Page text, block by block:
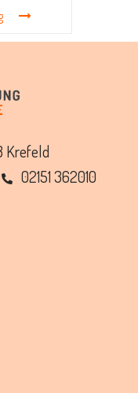
Krefeld
02151 362010